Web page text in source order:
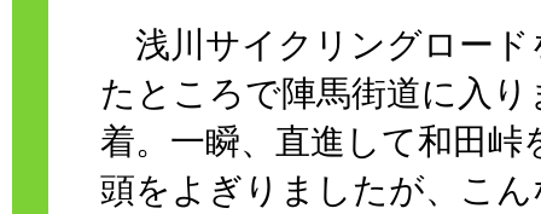
浅川サイクリングロード
たところで陣馬街道に入
着。一瞬、直進して和田
頭をよぎりましたが、こ